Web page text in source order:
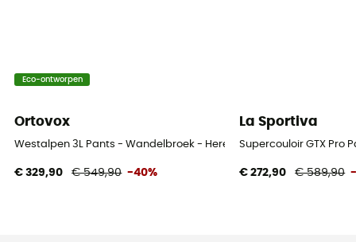
Eco-ontworpen
Ortovox
Westalpen 3L Pants - Wandelbroek - Heren
€ 329,90 € 549,90 -40%
La Sportiva
Supercouloir GTX Pro
€ 272,90 € 589,90